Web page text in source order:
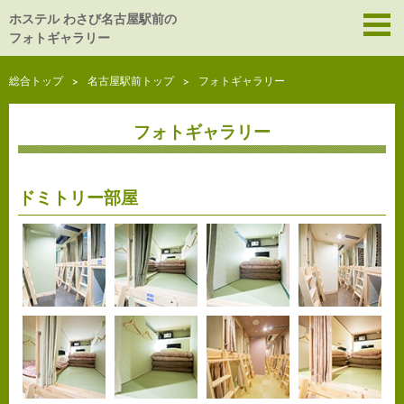
ホステル わさび名古屋駅前の
フォトギャラリー
総合トップ 名古屋駅前トップ フォトギャラリー
フォトギャラリー
ドミトリー部屋